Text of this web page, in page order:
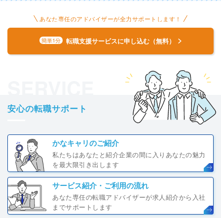
あなた専任のアドバイザーが全力サポートします！
簡単1分 転職支援サービスに申し込む（無料）
安心の転職サポート
かなキャリのご紹介
私たちはあなたと紹介企業の間に入りあなたの魅力
を最大限引き出します
サービス紹介・ご利用の流れ
あなた専任の転職アドバイザーが求人紹介から入社
までサポートします